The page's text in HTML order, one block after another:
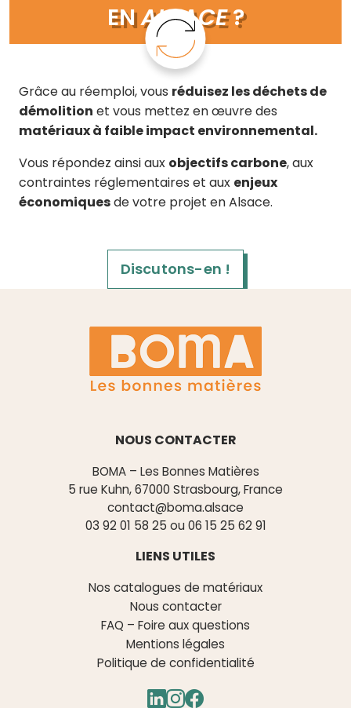
ENALSACE?
Grâce au réemploi, vous réduisez les déchets de
démolition et vous mettez en œuvre des
matériaux à faible impact environnemental.
Vous répondez ainsi aux objectifs carbone, aux
contraintes réglementaires et aux enjeux
économiquesde votre projet en Alsace.
Discutons-en !
NOUS CONTACTER
BOMA – Les Bonnes Matières
5 rue Kuhn, 67000 Strasbourg, France
contact@boma.alsace
03 92 01 58 25 ou 06 15 25 62 91
LIENS UTILES
Nos catalogues de matériaux
Nous contacter
FAQ – Foire aux questions
Mentions légales
Politique de confidentialité